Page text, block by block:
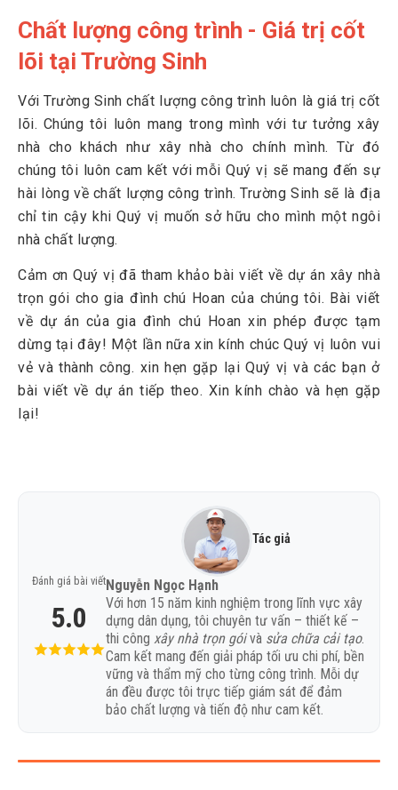
Chất lượng công trình - Giá trị cốt
lõi tại Trường Sinh
Với Trường Sinh chất lượng công trình luôn là giá trị cốt
lõi. Chúng tôi luôn mang trong mình với tư tưởng xây
nhà cho khách như xây nhà cho chính mình. Từ đó
chúng tôi luôn cam kết với mỗi Quý vị sẽ mang đến sự
hài lòng về chất lượng công trình. Trường Sinh sẽ là địa
chỉ tin cậy khi Quý vị muốn sở hữu cho mình một ngôi
nhà chất lượng.
Cảm ơn Quý vị đã tham khảo bài viết về dự án xây nhà
trọn gói cho gia đình chú Hoan của chúng tôi. Bài viết
về dự án của gia đình chú Hoan xin phép được tạm
dừng tại đây! Một lần nữa xin kính chúc Quý vị luôn vui
vẻ và thành công. xin hẹn gặp lại Quý vị và các bạn ở
bài viết về dự án tiếp theo. Xin kính chào và hẹn gặp
lại!
Đánh giá bài viết
5.0
Tác giả
Nguyễn Ngọc Hạnh
Với hơn 15 năm kinh nghiệm trong lĩnh vực xây
dựng dân dụng, tôi chuyên tư vấn – thiết kế –
thi công xây nhà trọn góivà sửa chữa cải tạo.
Cam kết mang đến giải pháp tối ưu chi phí, bền
vững và thẩm mỹ cho từng công trình. Mỗi dự
án đều được tôi trực tiếp giám sát để đảm
bảo chất lượng và tiến độ như cam kết.